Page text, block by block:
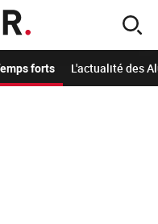
forts L'actualité des